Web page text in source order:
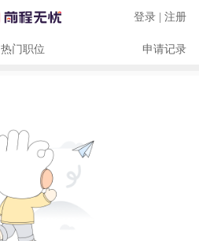
登录 | 注册
热门职位 申请记录